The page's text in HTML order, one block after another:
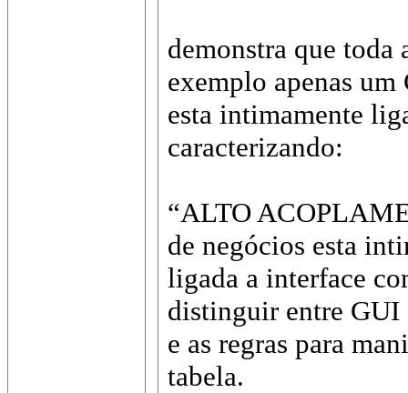
demonstra que toda
exemplo apenas
esta intimamente
caracterizando:
“ALTO
de negócios esta
ligada a interface
distinguir entre GUI
e as regras para
tabela.